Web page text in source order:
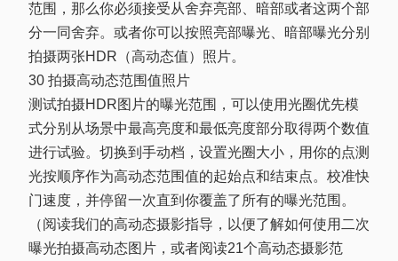
范围，那么你必须接受从舍弃亮部、暗部或者这两个部
分一同舍弃。或者你可以按照亮部曝光、暗部曝光分别
拍摄两张HDR（高动态值）照片。
30 拍摄高动态范围值照片
测试拍摄HDR图片的曝光范围，可以使用光圈优先模
式分别从场景中最高亮度和最低亮度部分取得两个数值
进行试验。切换到手动档，设置光圈大小，用你的点测
光按顺序作为高动态范围值的起始点和结束点。校准快
门速度，并停留一次直到你覆盖了所有的曝光范围。
（阅读我们的高动态摄影指导，以便了解如何使用二次
曝光拍摄高动态图片，或者阅读21个高动态摄影范